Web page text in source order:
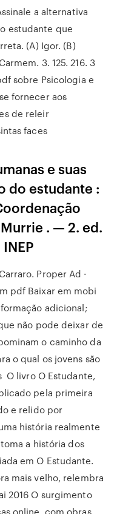
a alternativa
estudante que
(A) Igor. (B)
3. 125. 216. 3
sobre Psicologia e
fornecer aos
de releir
faces
e suas
do estudante :
. — 2. ed.
Proper Ad ·
pdf Baixar em mobi
adicional;
não pode deixar de
o caminho da
o qual os jovens são
O livro O Estudante,
pela primeira
e relido por
história realmente
a história dos
em O Estudante.
mais velho, relembra
2016 O surgimento
online, com obras